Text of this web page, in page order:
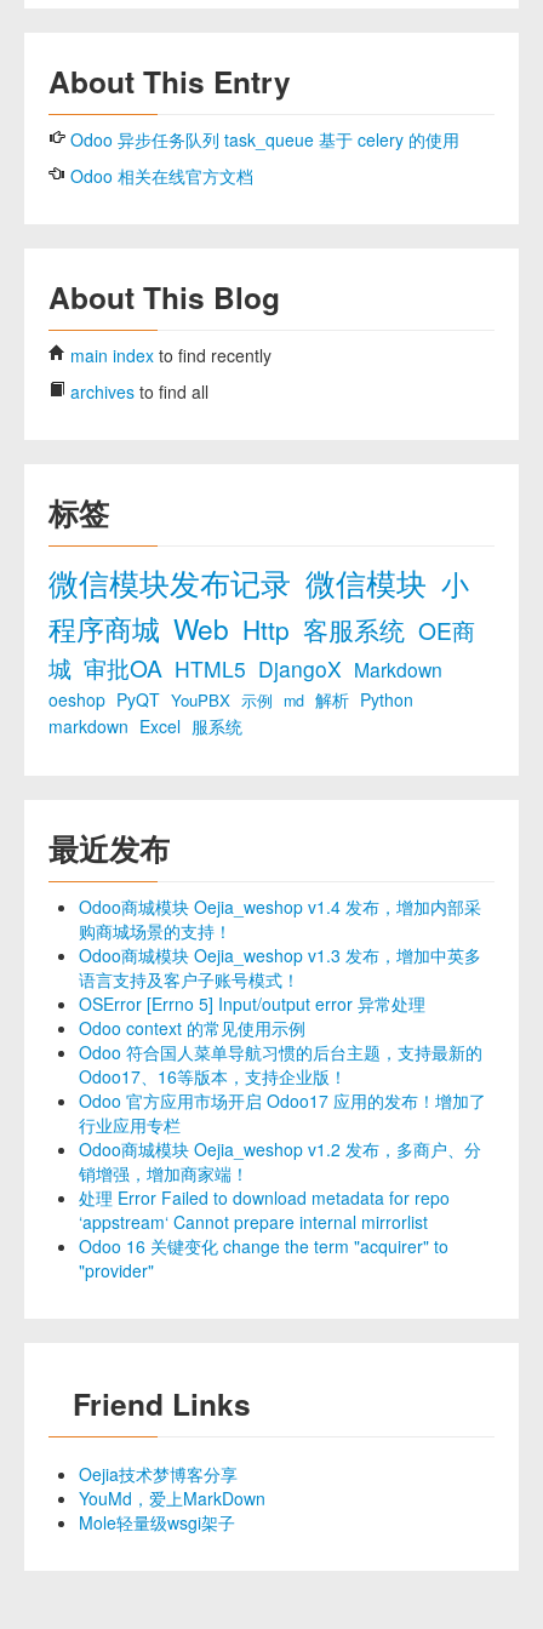
About This Entry
Odoo 异步任务队列 task_queue 基于 celery 的使用
Odoo 相关在线官方文档
About This Blog
main index to find recently
archives to find all
标签
微信模块发布记录 微信模块 小
程序商城 Web Http 客服系统 OE商
城 审批OA HTML5 DjangoX Markdown
oeshop PyQT YouPBX 示例 md 解析 Python
markdown Excel 服系统
最近发布
Odoo商城模块 Oejia_weshop v1.4 发布，增加内部采
购商城场景的支持！
Odoo商城模块 Oejia_weshop v1.3 发布，增加中英多
语言支持及客户子账号模式！
OSError [Errno 5] Input/output error 异常处理
Odoo context 的常见使用示例
Odoo 符合国人菜单导航习惯的后台主题，支持最新的
Odoo17、16等版本，支持企业版！
Odoo 官方应用市场开启 Odoo17 应用的发布！增加了
行业应用专栏
Odoo商城模块 Oejia_weshop v1.2 发布，多商户、分
销增强，增加商家端！
处理 Error Failed to download metadata for repo
‘appstream‘ Cannot prepare internal mirrorlist
Odoo 16 关键变化 change the term "acquirer" to
"provider"
Friend Links
Oejia技术梦博客分享
YouMd，爱上MarkDown
Mole轻量级wsgi架子